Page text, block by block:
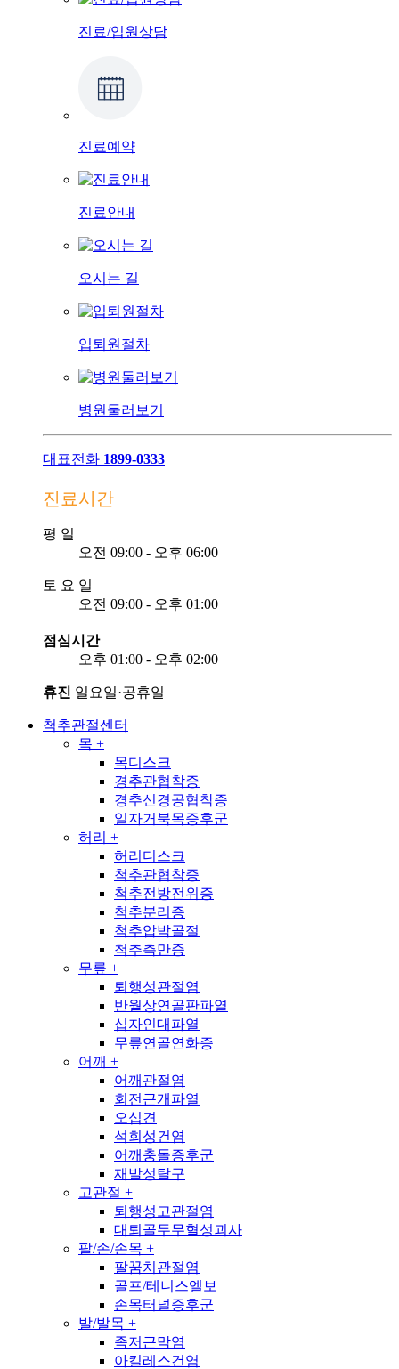
진료/입원상담
진료예약
진료안내
오시는 길
입퇴원절차
병원둘러보기
대표전화 1899-0333
진료시간
평 일
오전 09:00 - 오후 06:00
토 요 일
오전 09:00 - 오후 01:00
점심시간
오후 01:00 - 오후 02:00
휴진 일요일·공휴일
척추관절센터
목 +
목디스크
경추관협착증
경추신경공협착증
일자거북목증후군
허리 +
허리디스크
척추관협착증
척추전방전위증
척추분리증
척추압박골절
척추측만증
무릎 +
퇴행성관절염
반월상연골판파열
십자인대파열
무릎연골연화증
어깨 +
어깨관절염
회전근개파열
오십견
석회성건염
어깨충돌증후군
재발성탈구
고관절 +
퇴행성고관절염
대퇴골두무혈성괴사
팔/손/손목 +
팔꿈치관절염
골프/테니스엘보
손목터널증후군
발/발목 +
족저근막염
아킬레스건염